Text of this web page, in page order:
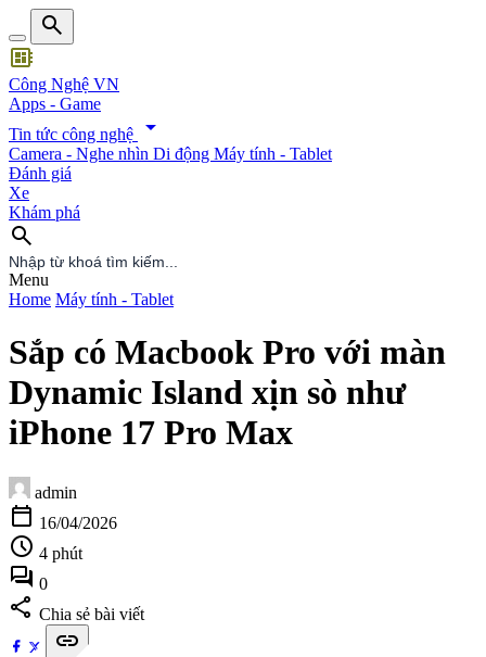
search
developer_board
Công Nghệ VN
Apps - Game
Tin tức công nghệ
arrow_drop_down
Camera - Nghe nhìn Di động Máy tính - Tablet
Đánh giá
Xe
Khám phá
search
search
Menu
Home Máy tính - Tablet
Sắp có Macbook Pro với màn
Dynamic Island xịn sò như
iPhone 17 Pro Max
admin
calendar_today 16/04/2026
schedule 4 phút
forum 0
share Chia sẻ bài viết
link